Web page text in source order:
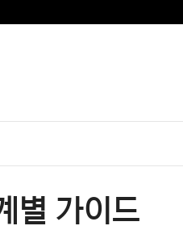
별 가이드